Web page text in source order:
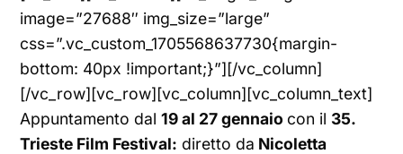
image=”27688″ img_size=”large”
css=”.vc_custom_1705568637730{margin-
bottom: 40px !important;}”][/vc_column]
[/vc_row][vc_row][vc_column][vc_column_text]
Appuntamento dal19 al 27 gennaio con il 35.
Trieste Film Festival: diretto da Nicoletta